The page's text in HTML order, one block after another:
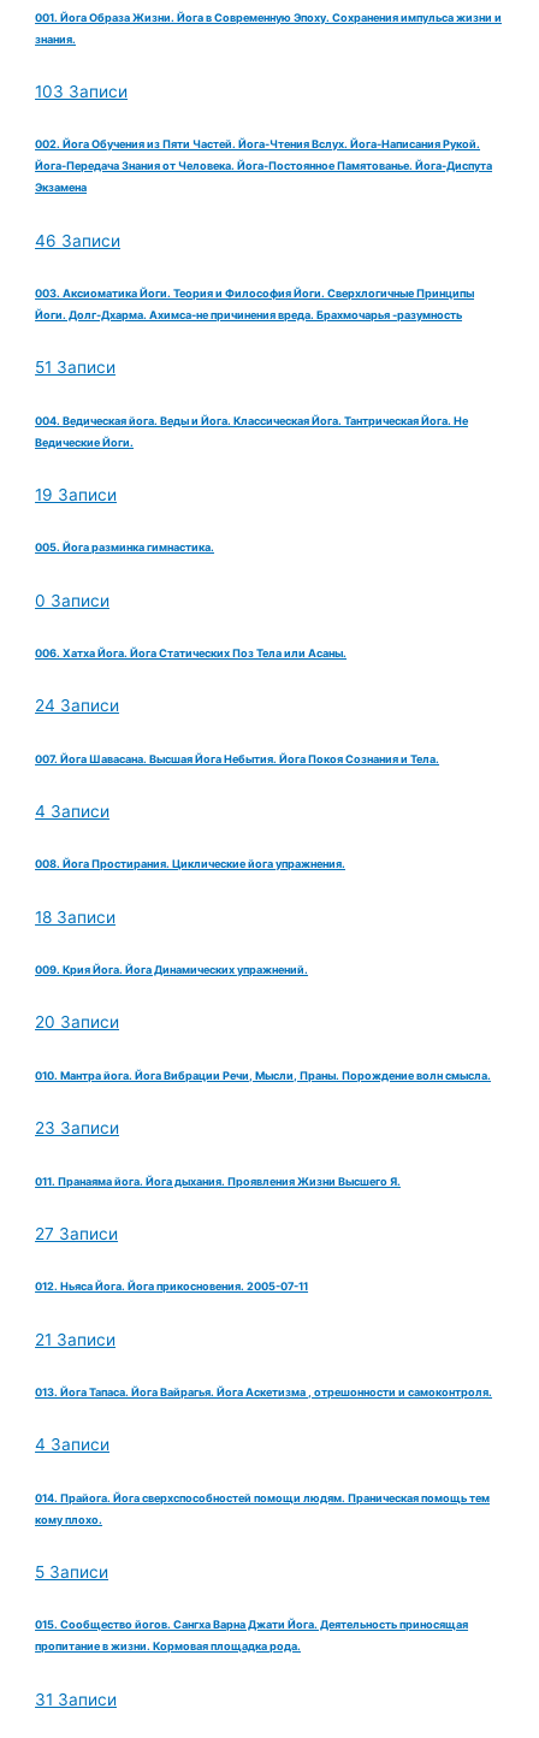
001. Йога Образа Жизни. Йога в Современную Эпоху. Сохранения импульса жизни и
знания.
103 Записи
002. Йога Обучения из Пяти Частей. Йога-Чтения Вслух. Йога-Написания Рукой.
Йога-Передача Знания от Человека. Йога-Постоянное Памятованье. Йога-Диспута
Экзамена
46 Записи
003. Аксиоматика Йоги. Теория и Философия Йоги. Сверхлогичные Принципы
Йоги. Долг-Дхарма. Ахимса-не причинения вреда. Брахмочарья -разумность
51 Записи
004. Ведическая йога. Веды и Йога. Классическая Йога. Тантрическая Йога. Не
Ведические Йоги.
19 Записи
005. Йога разминка гимнастика.
0 Записи
006. Хатха Йога. Йога Статических Поз Тела или Асаны.
24 Записи
007. Йога Шавасана. Высшая Йога Небытия. Йога Покоя Сознания и Тела.
4 Записи
008. Йога Простирания. Циклические йога упражнения.
18 Записи
009. Крия Йога. Йога Динамических упражнений.
20 Записи
010. Мантра йога. Йога Вибрации Речи, Мысли, Праны. Порождение волн смысла.
23 Записи
011. Пранаяма йога. Йога дыхания. Проявления Жизни Высшего Я.
27 Записи
012. Ньяса Йога. Йога прикосновения. 2005-07-11
21 Записи
013. Йога Тапаса. Йога Вайрагья. Йога Аскетизма , отрешонности и самоконтроля.
4 Записи
014. Прайога. Йога сверхспособностей помощи людям. Праническая помощь тем
кому плохо.
5 Записи
015. Сообщество йогов. Сангха Варна Джати Йога. Деятельность приносящая
пропитание в жизни. Кормовая площадка рода.
31 Записи